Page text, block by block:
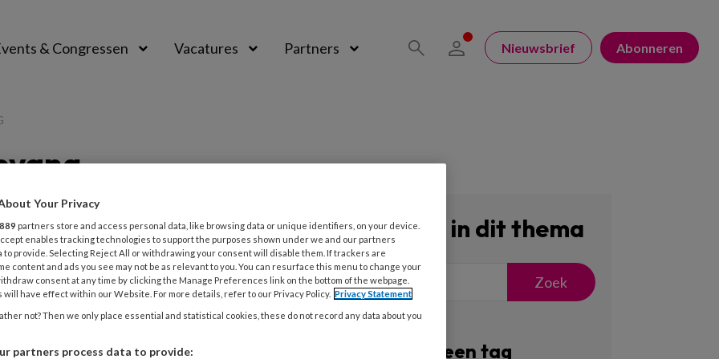
& Congressen Vacatures Partners Nieuwsbrief Abonneren
NIEUWS TOEZICHT KINDEROPVANG
niet vaker naar slechte
van ouders met een lager inkomen gaan niet
vaker naar een kinderopvang van lagere
Zoeken in dit thema
Zoek
Filter op een tag
Your Privacy
889 partners store and access personal data, like browsing data or unique identifiers, on your device.
enables tracking technologies to support the purposes shown under we and our partners
to provide. Selecting Reject All or withdrawing your consent will disable them. If trackers are
content and ads you see may not be as relevant to you. You can resurface this menu to change your
consent at any time by clicking the Manage Preferences link on the bottom of the webpage.
will have effect within our Website. For more details, refer to our Privacy Policy. Privacy Statement
not? Then we only place essential and statistical cookies, these do not record any data about you
partners process data to provide: